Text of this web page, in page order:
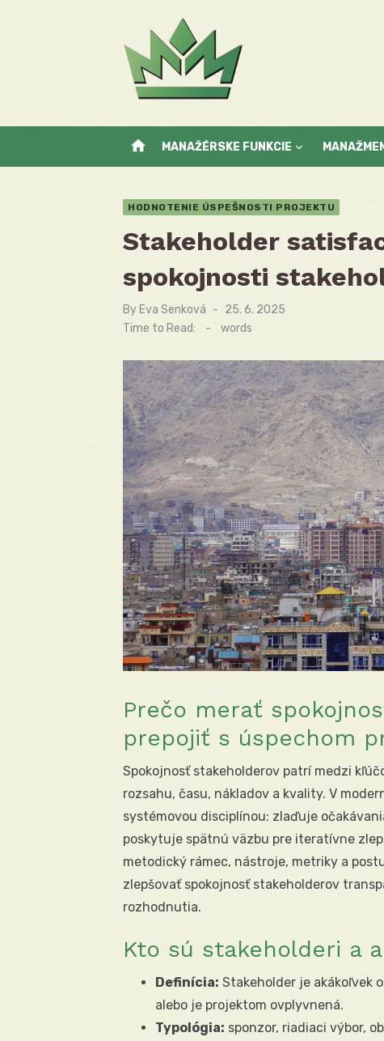
home MANAŽÉRSKE FUNKCIE
HODNOTENIE ÚSPEŠNOSTI PROJEKTU
Stakeholder
spokojnosti
By Eva Senková
Posted
on
25. 6. 2025
Time to Read:
- words
Prečo merať
prepojiť s úspechom
Spokojnosť stakeholderov patrí medzi
rozsahu, času, nákladov a kvality. V
systémovou disciplínou: zlaďuje
poskytuje spätnú väzbu pre iteratívne
metodický rámec, nástroje, metriky a
zlepšovať spokojnosť stakeholderov
rozhodnutia.
Kto sú stakeholderi a
Definícia: Stakeholder je akákoľvek
alebo je projektom ovplyvnená.
Typológia: sponzor, riadiaci výbor,